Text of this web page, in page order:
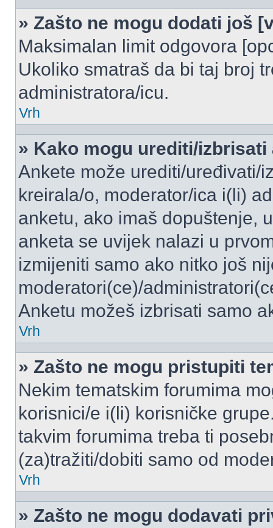
» Zašto ne mogu dodati još
Maksimalan limit odgovora
Ukoliko smatraš da bi taj broj
administratora/icu.
Vrh
» Kako mogu urediti/izbrisati
Ankete može urediti/uređivati/
kreirala/o, moderator/ica i(li)
anketu, ako imaš dopuštenje,
anketa se uvijek nalazi u
izmijeniti samo ako nitko još
moderatori(ce)/
Anketu možeš izbrisati samo
Vrh
» Zašto ne mogu pristupiti
Nekim tematskim forumima
korisnici/e i(li) korisničke
takvim forumima treba ti
(za)tražiti/dobiti samo od
Vrh
» Zašto ne mogu dodavati